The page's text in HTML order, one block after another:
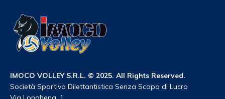
IMOCO VOLLEY S.R.L. © 2025. All Rights Reserved.
Società Sportiva Dilettantistica Senza Scopo di Lucro